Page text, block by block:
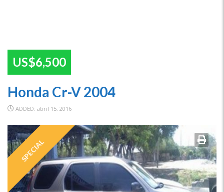
US$6,500
Honda Cr-V 2004
ADDED: abril 15, 2016
SPECIAL